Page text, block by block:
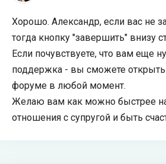
Хорошо. Александр, если вас не
тогда кнопку "завершить" внизу
Если почувствуете, что вам еще
поддержка - вы сможете
форуме в любой момент.
Желаю вам как можно быстрее
отношения с супругой и быть